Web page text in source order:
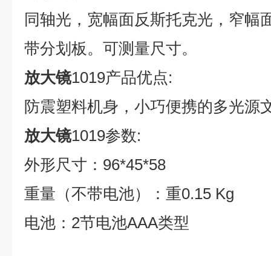
同轴光，宽幅面反斯托克光，窄幅
带分划板。可测量尺寸。
放大镜1019产品优点:
防震塑料机身 ，小巧便携的多光源
放大镜1019参数:
外形尺寸： 96*45*58
重量（不带电池）：重0.15 Kg
电池： 2节电池AAA类型